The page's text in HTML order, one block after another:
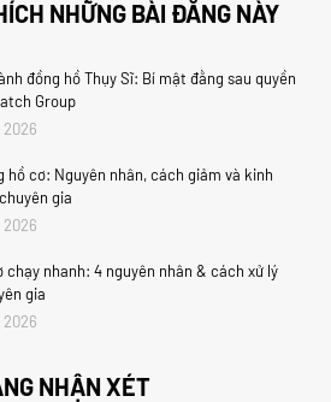
NHỮNG BÀI ĐĂNG NÀY
đồng hồ Thụy Sĩ: Bí mật đằng sau quyền
Group
hồ cơ: Nguyên nhân, cách giảm và kinh
gia
chạy nhanh: 4 nguyên nhân & cách xử lý
gia
NHẬN XÉT